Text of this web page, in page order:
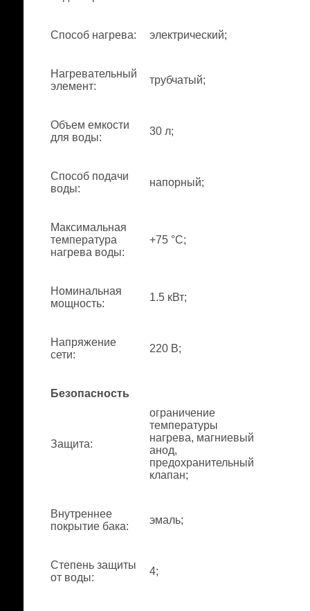
Способ нагрева: электрический;
Нагревательный
элемент:
трубчатый;
Объем емкости
для воды:
30 л;
Способ подачи
воды:
напорный;
Максимальная
температура
нагрева воды:
+75 °С;
Номинальная
мощность:
1.5 кВт;
Напряжение
сети:
220 В;
Безопасность
Защита:
ограничение
температуры
нагрева, магниевый
анод,
предохранительный
клапан;
Внутреннее
покрытие бака:
эмаль;
Степень защиты
от воды:
4;